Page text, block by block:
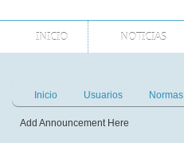
INICIO NOTICIAS
Inicio Usuarios Normas
Add Announcement Here